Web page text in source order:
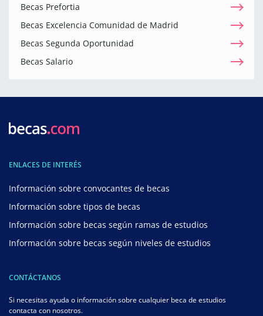
Becas Prefortia
Becas Excelencia Comunidad de Madrid
Becas Segunda Oportunidad
Becas Salario
ENLACES DE INTERÉS
Información sobre convocantes de becas
Información sobre tipos de becas
Información sobre becas según ramas de estudios
Información sobre becas según niveles de estudios
CONTÁCTANOS
Si necesitas ayuda o información sobre cualquier beca de estudios
contacta con nosotros.